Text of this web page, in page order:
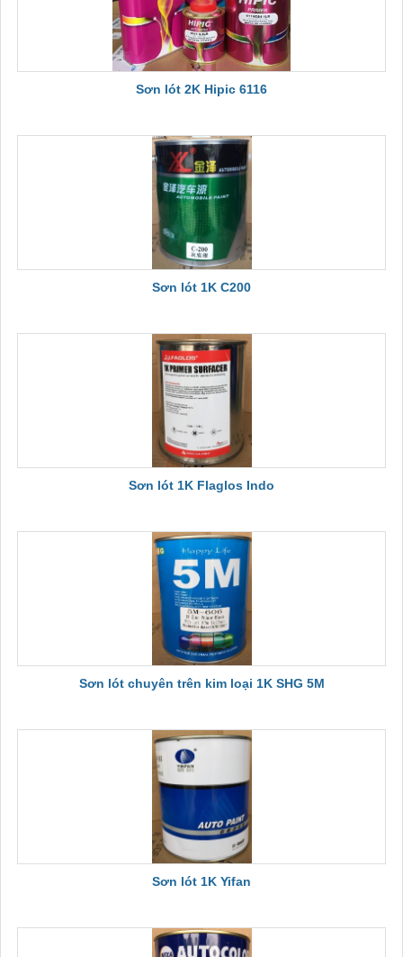
Sơn lót 2K Hipic 6116
Sơn lót 1K C200
Sơn lót 1K Flaglos Indo
Sơn lót chuyên trên kim loại 1K SHG 5M
Sơn lót 1K Yifan